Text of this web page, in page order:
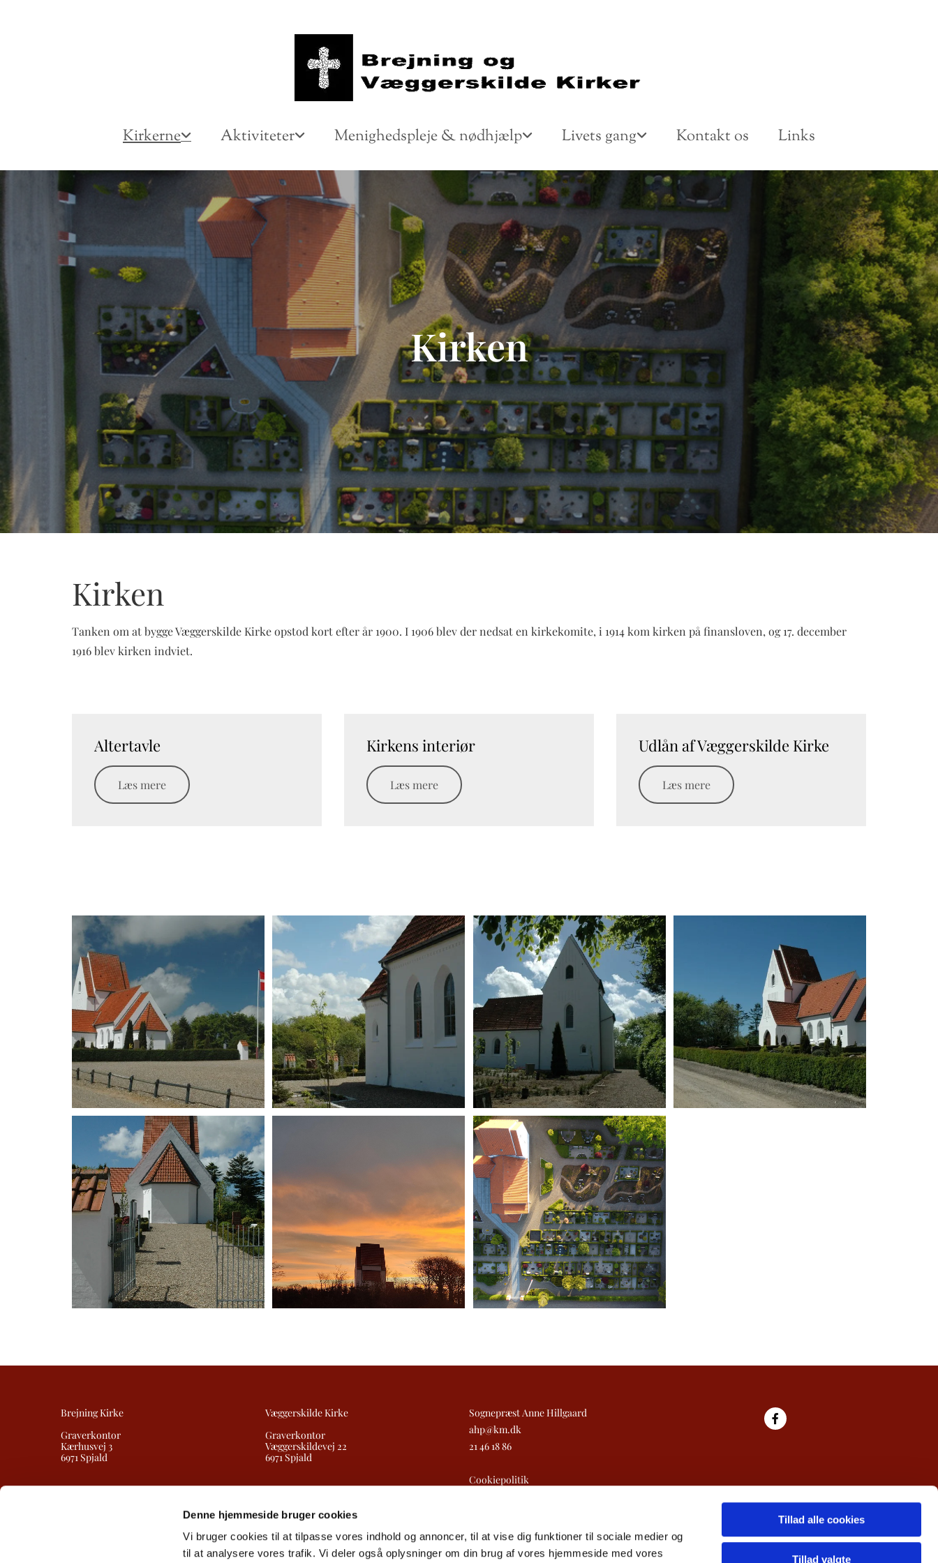
Denne hjemmeside bruger cookies
Vi bruger cookies til at tilpasse vores indhold og annoncer, til at vise dig funktioner til sociale medier og
til at analysere vores trafik. Vi deler også oplysninger om din brug af vores hjemmeside med vores
Tillad alle cookies
Tillad valgte
Kirkerne Aktiviteter Menighedspleje & nødhjælp Livets gang Kontakt os Links
Kirken
Kirken
Tanken om at bygge Væggerskilde Kirke opstod kort efter år 1900. I 1906 blev der nedsat en kirkekomite, i 1914 kom kirken på finansloven, og 17. december
1916 blev kirken indviet.
Altertavle
Læs mere
Kirkens interiør
Læs mere
Udlån af Væggerskilde Kirke
Læs mere
Brejning Kirke
Graverkontor
Kærhusvej 3
6971 Spjald
Væggerskilde Kirke
Graverkontor
Væggerskildevej 22
6971 Spjald
Sognepræst Anne Hillgaard
ahp@km.dk
21 46 18 86
Cookiepolitik